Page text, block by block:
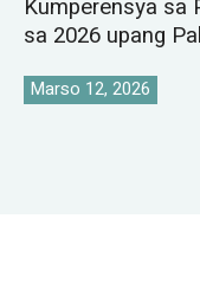
Kumperensya sa
sa 2026 upang
Pamilihan ng Crane
Marso 12, 2026